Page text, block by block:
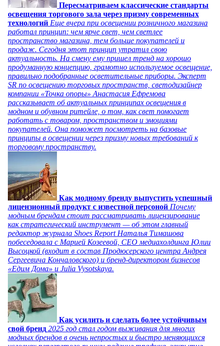
Пересматриваем классические стандарты
освещения торгового зала через призму современных
технологий Еще вчера при освещении розничного магазина
работал принцип: чем ярче свет, чем светлее
пространство магазина, тем больше покупателей и
продаж. Сегодня этот принцип утратил свою
актуальность. На смену ему пришел тренд на хорошо
продуманную концепцию, грамотно используемое освещение,
правильно подобранные осветительные приборы. Эксперт
SR по освещению торговых пространств, светодизайнер
компании «Точка опоры» Анастасия Ефремова
рассказывает об актуальных принципах освещения в
модном и обувном ритейле, о том, как свет помогает
работать с товаром, пространством и эмоциями
покупателей. Она поможет посмотреть на базовые
принципы в освещении через призму новых требований к
торговому пространству.
Как модному бренду выпустить успешный
лицензионный продукт с известной персоной Почему
модным брендам стоит рассматривать лицензирование
как стратегический инструмент — об этом главный
редактор журнала Shoes Report Наталья Тимашова
побеседовала с Марией Козеевой, СЕО медиахолдинга Юлии
Высоцкой (входит в состав Продюсерского центра Андрея
Сергеевича Кончаловского) и бренд-директором бизнесов
«Едим Дома» и Julia Vysotskaya.
Как усилить и сделать более устойчивым
свой бренд 2025 год стал годом выживания для многих
модных брендов в очень непростых и быстро меняющихся